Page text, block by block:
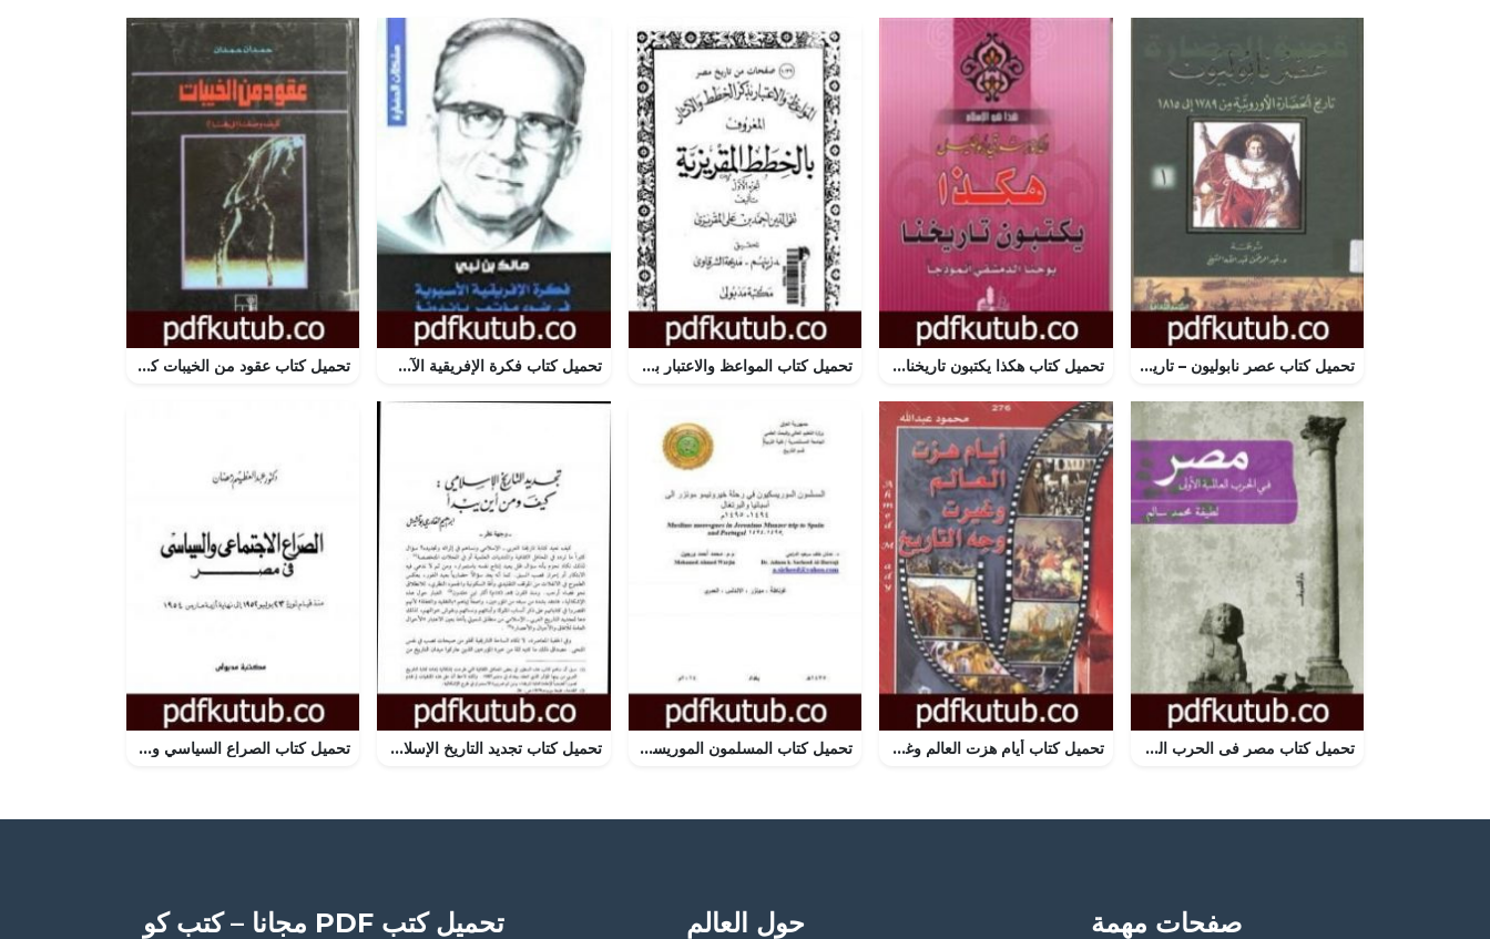
تحميل كتاب عصر نابوليون – تاريخ الحضارة الأوروبية من 1789 إلى 1815 – الجزء الأول PDF تأليف ول ديورانت مجانا [كامل] تحميل كتاب هكذا يكتبون تاريخنا – يوحنا الدمشقي أنموذجاً PDF تأليف شوقي أبو خليل مجانا [كامل] تحميل كتاب المواعظ والاعتبار بذكر الخطط والآثار المعروف بالخطط المقريزية – الجزء الأول PDF تأليف تقي الدين المقريزي مجانا [كامل] تحميل كتاب فكرة الإفريقية الآسيوية في ضوء مؤتمر باندونغ PDF تأليف مالك بن نبي مجانا [كامل] تحميل كتاب عقود من الخيبات كيف وصلنا إلى هنا PDF تأليف حمدان حمدان مجانا [كامل]
تحميل كتاب مصر فى الحرب العالمية الأولى PDF تأليف لطيفة محمد سالم مجانا [كامل] تحميل كتاب أيام هزت العالم وغيرت وجه التاريخ PDF تأليف محمود عبدالله مجانا [كامل] تحميل كتاب المسلمون الموريسكيون في رحلة خيرونيمو مونزر إلى إسبانيا والبرتغال 1494-1495م PDF تأليف مجموعة من المؤلفين مجانا [كامل] تحميل كتاب تجديد التاريخ الإسلامي كيف ومن أين يبدأ PDF تأليف إبراهيم القادري بوتشيش مجانا [كامل] تحميل كتاب الصراع السياسي والاجتماعي في مصر منذ قيام ثورة يوليو 1952 إلى نهاية أزمة مارس1954 PDF تأليف عبد العظيم رمضان مجانا [كامل]
صفحات مهمة حول العالم تحميل كتب PDF مجانا – كتب كو